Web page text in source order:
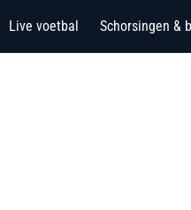
Live voetbal Schorsingen &